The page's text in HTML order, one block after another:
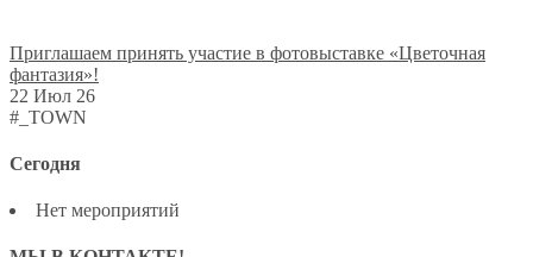
Приглашаем принять участие в фотовыставке «Цветочная
фантазия»!
22 Июл 26
#_TOWN
Сегодня
Нет мероприятий